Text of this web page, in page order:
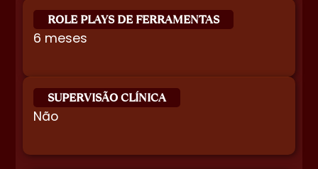
ROLE PLAYS DE FERRAMENTAS
6 meses
SUPERVISÃO CLÍNICA
Não